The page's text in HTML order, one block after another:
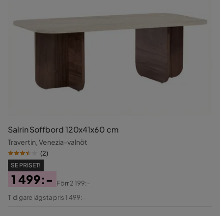
Salrin Soffbord 120x41x60 cm
Travertin, Venezia-valnöt
(2)
SE PRISET!
Pris
1 499:-
Original
Förr2 199:-
Tidigare lägsta pris 1 499:-